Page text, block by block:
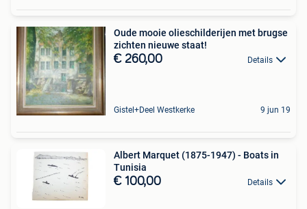
Oude mooie olieschilderijen met brugse
zichten nieuwe staat!
€ 260,00 Details
Gistel+Deel Westkerke 9 jun 19
Albert Marquet (1875-1947) - Boats in
Tunisia
€ 100,00 Details